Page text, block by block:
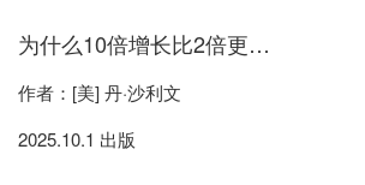
为什么10倍增长比2倍更容易
作者：[美] 丹·沙利文
2025.10.1 出版